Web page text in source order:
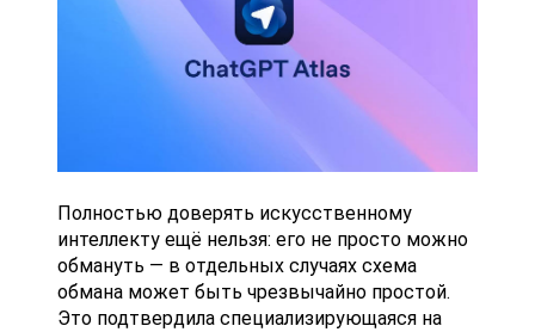
Полностью доверять искусственному
интеллекту ещё нельзя: его не просто можно
обмануть — в отдельных случаях схема
обмана может быть чрезвычайно простой.
Это подтвердила специализирующаяся на